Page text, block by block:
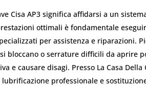
Cisa AP3 significa affidarsi a un
ottimali è fondamentale
per assistenza e riparazioni.
bloccano o serrature difficili da aprire
e causare disagi. Presso La Casa
professionale e